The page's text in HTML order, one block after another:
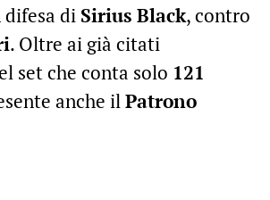
difesa di Sirius Black, contro
. Oltre ai già citati
set che conta solo 121
anche ilPatrono